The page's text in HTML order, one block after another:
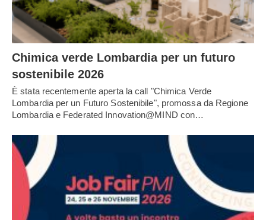
Chimica verde Lombardia per un futuro
sostenibile 2026
È stata recentemente aperta la call "Chimica Verde
Lombardia per un Futuro Sostenibile", promossa da Regione
Lombardia e Federated Innovation@MIND con…